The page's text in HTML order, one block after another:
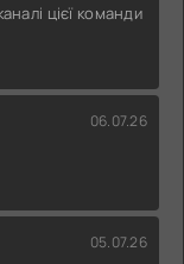
цієї команди
06.07.26
05.07.26